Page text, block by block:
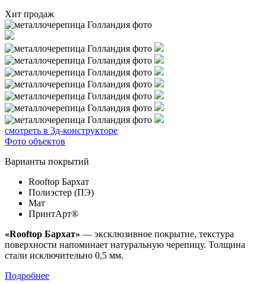
Хит продаж
смотреть в 3д-конструкторе
Фото объектов
Варианты покрытий
Rooftop Бархат
Полиэстер (ПЭ)
Мат
ПринтАрт®
«Rooftop Бархат» — эксклюзивное покрытие, текстура
поверхности напоминает натуральную черепицу. Толщина
стали исключительно 0,5 мм.
Подробнее